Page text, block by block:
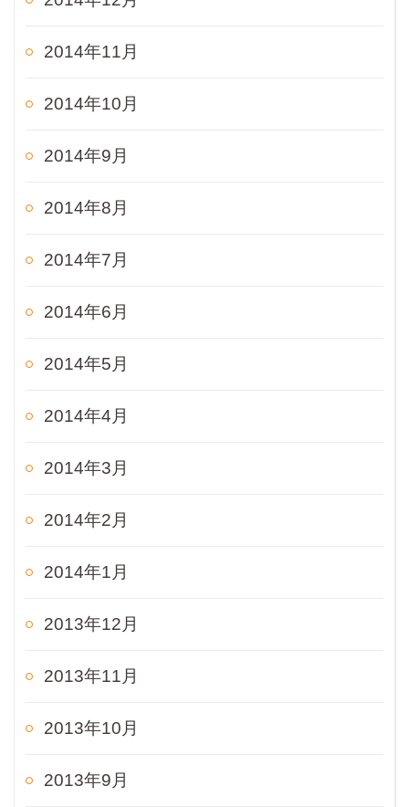
2014年11月
2014年10月
2014年9月
2014年8月
2014年7月
2014年6月
2014年5月
2014年4月
2014年3月
2014年2月
2014年1月
2013年12月
2013年11月
2013年10月
2013年9月